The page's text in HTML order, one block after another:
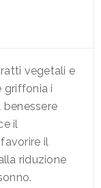
vegetali e
griffonia i
il
il
riduzione